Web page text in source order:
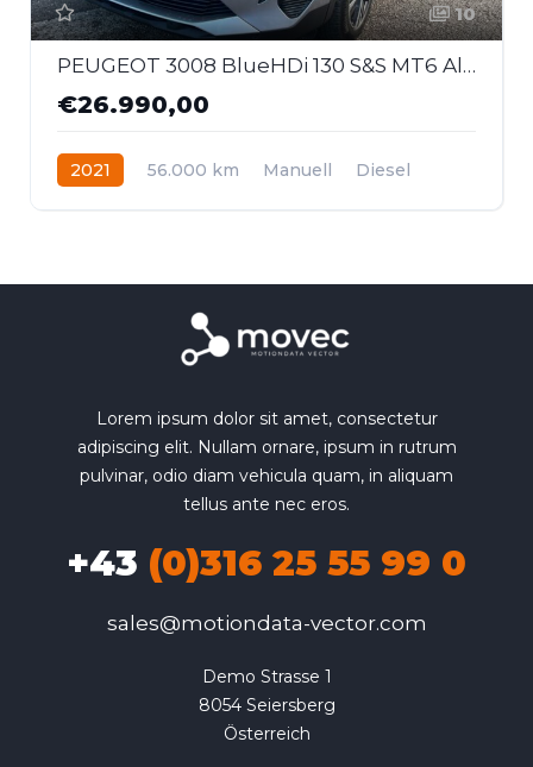
10
PEUGEOT 3008 BlueHDi 130 S&S MT6 Allure
€26.990,00
2021 56.000 km Manuell
Diesel
Lorem ipsum dolor sit amet, consectetur
adipiscing elit. Nullam ornare, ipsum in rutrum
pulvinar, odio diam vehicula quam, in aliquam
tellus ante nec eros.
+43 (0)316 25 55 99 0
sales@motiondata-vector.com
Demo Strasse 1
8054 Seiersberg
Österreich